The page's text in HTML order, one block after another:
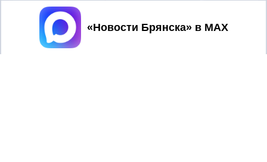
Принять